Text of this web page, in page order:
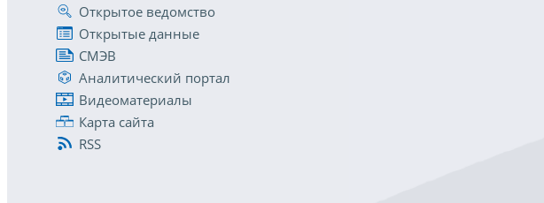
Открытое ведомство
Открытые данные
СМЭВ
Аналитический портал
Видеоматериалы
Карта сайта
RSS